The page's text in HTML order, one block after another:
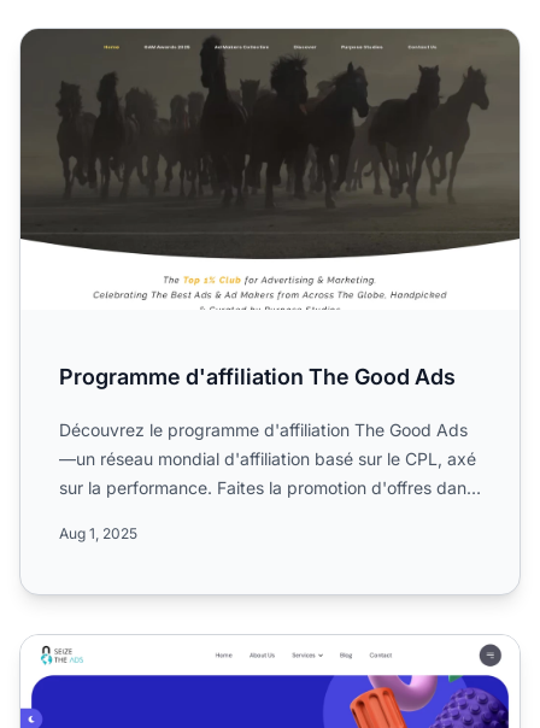
Programme d'affiliation The Good Ads
Programme d'affiliation The Good Ads
Découvrez le programme d'affiliation The Good Ads
—un réseau mondial d'affiliation basé sur le CPL, axé
sur la performance. Faites la promotion d'offres dans
Aug 1, 2025
Programme d'affiliation Seize The Ads